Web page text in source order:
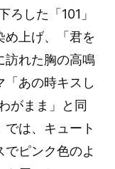
ろした「101」
め上げ、「君を
訪れた胸の高鳴
「あの時キスし
がまま」と同
は、キュート
ピンク色のよ